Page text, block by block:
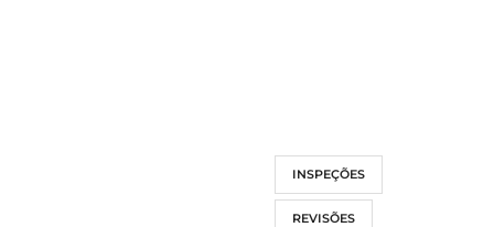
INSPEÇÕES
REVISÕES